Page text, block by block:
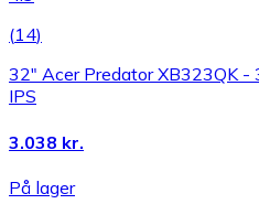
(14)
32" Acer Predator XB323QK
IPS
3.038 kr.
På lager